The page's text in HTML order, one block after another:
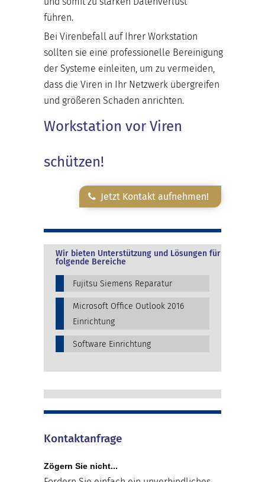
führen.
Bei Virenbefall auf Ihrer Workstation
sollten sie eine professionelle Bereinigung
der Systeme einleiten, um zu vermeiden,
dass die Viren in Ihr Netzwerk übergreifen
und größeren Schaden anrichten.
Workstation vor Viren
schützen!
Jetzt Kontakt aufnehmen!
Wir bieten Unterstützung und Lösungen für
folgende Bereiche
Fujitsu Siemens Reparatur
Microsoft Office Outlook 2016
Einrichtung
Software Einrichtung
Kontaktanfrage
Zögern Sie nicht...